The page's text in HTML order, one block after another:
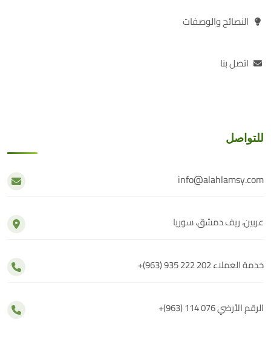
النصائح والوصفات
اتصل بنا
للتواصل
info@alahlamsy.com
عربين، ريف دمشق، سوريا
+(963) 935 222 202خدمة العملاء
+(963) 114 076الرقم الأرضي